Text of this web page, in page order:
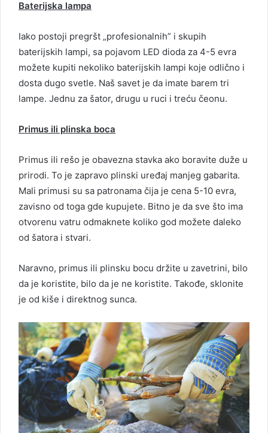
Baterijska lampa
Iako postoji pregršt „profesionalnih” i skupih
baterijskih lampi, sa pojavom LED dioda za 4-5 evra
možete kupiti nekoliko baterijskih lampi koje odlično i
dosta dugo svetle. Naš savet je da imate barem tri
lampe. Jednu za šator, drugu u ruci i treću čeonu.
Primus ili plinska boca
Primus ili rešo je obavezna stavka ako boravite duže u
prirodi. To je zapravo plinski uređaj manjeg gabarita.
Mali primusi su sa patronama čija je cena 5-10 evra,
zavisno od toga gde kupujete. Bitno je da sve što ima
otvorenu vatru odmaknete koliko god možete daleko
od šatora i stvari.
Naravno, primus ili plinsku bocu držite u zavetrini, bilo
da je koristite, bilo da je ne koristite. Takođe, sklonite
je od kiše i direktnog sunca.